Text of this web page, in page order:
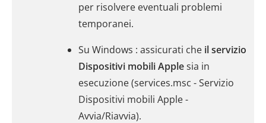
per risolvere eventuali problemi
temporanei.
Su Windows : assicurati che il servizio
Dispositivi mobili Applesia in
esecuzione (services.msc - Servizio
Dispositivi mobili Apple -
Avvia/Riavvia).